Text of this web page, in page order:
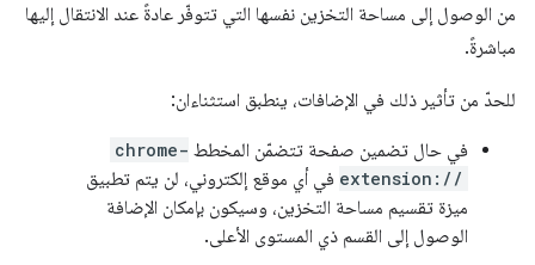
من الوصول إلى مساحة التخزين نفسها التي تتوفّر عادةً عند الانتقال إليها
مباشرةً.
للحدّ من تأثير ذلك في الإضافات، ينطبق استثناءان:
في حال تضمين صفحة تتضمّن المخطط chrome-
extension:// في أي موقع إلكتروني، لن يتم تطبيق
ميزة تقسيم مساحة التخزين، وسيكون بإمكان الإضافة
الوصول إلى القسم ذي المستوى الأعلى.